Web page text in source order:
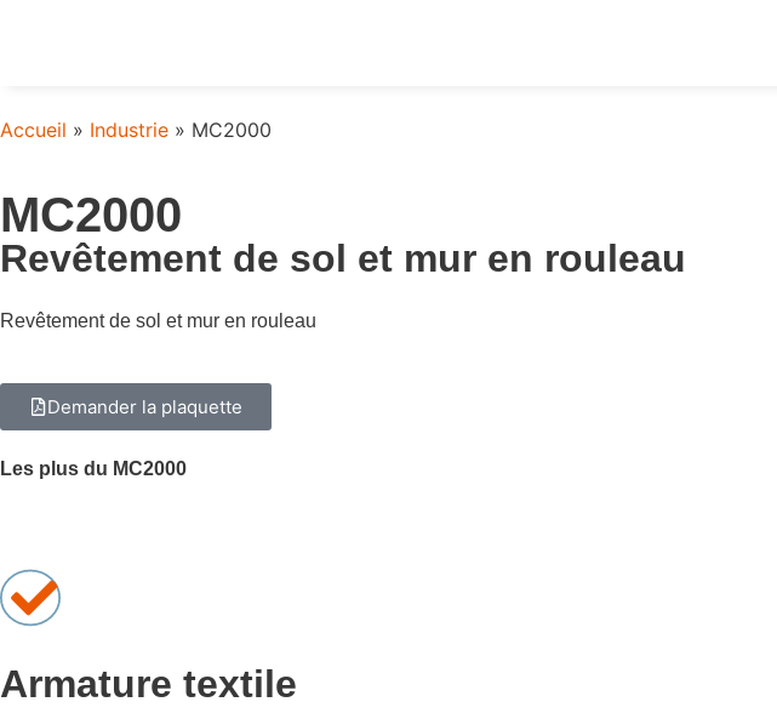
Accueil » Industrie » MC2000
MC2000
Revêtement de sol et mur en rouleau
Revêtement de sol et mur en rouleau
Demander la plaquette
Les plus du MC2000
Armature textile